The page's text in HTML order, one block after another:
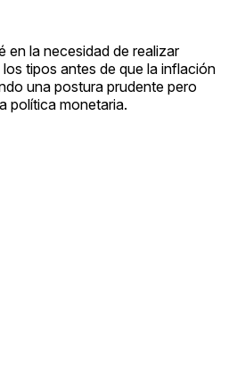
en la necesidad de realizar
tipos antes de que la inflación
una postura prudente pero
política monetaria.